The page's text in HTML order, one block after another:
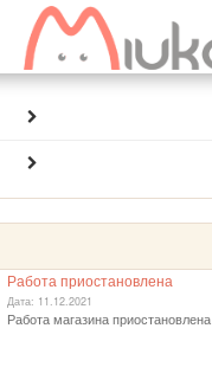
Работа приостановлена
Дата: 11.12.2021
Работа магазина приостановлена